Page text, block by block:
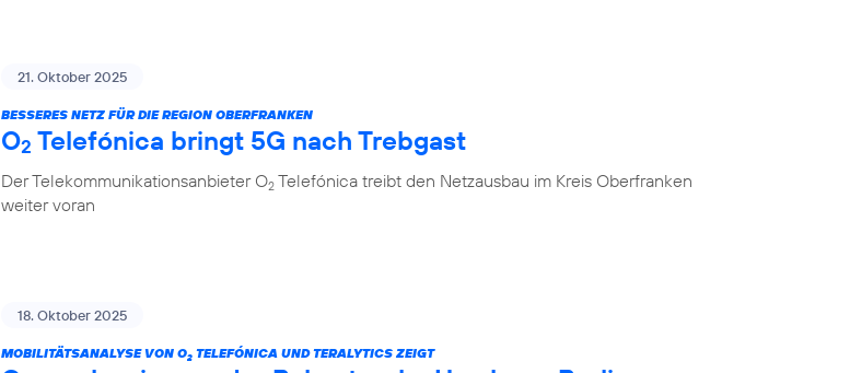
21. Oktober 2025
BESSERES NETZ FÜR DIE REGION OBERFRANKEN
O2 Telefónica bringt 5G nach Trebgast
Der Telekommunikationsanbieter O2 Telefónica treibt den Netzausbau im Kreis Oberfranken
weiter voran
18. Oktober 2025
MOBILITÄTSANALYSE VON O2 TELEFÓNICA UND TERALYTICS ZEIGT